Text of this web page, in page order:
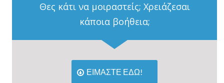
Θες κάτι να μοιραστείς; Χρειάζεσαι
κάποια βοήθεια;
ΕΙΜΑΣΤΕ ΕΔΩ!